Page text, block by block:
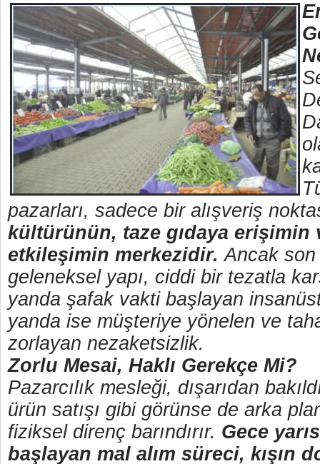
pazarları, sadece bir alışveriş
kültürünün, taze gıdaya erişimin
etkileşimin merkezidir.Ancak son
geleneksel yapı, ciddi bir tezatla
yanda şafak vakti başlayan
yanda ise müşteriye yönelen ve
zorlayan nezaketsizlik.
Zorlu Mesai, Haklı Gerekçe Mi?
Pazarcılık mesleği, dışarıdan
ürün satışı gibi görünse de arka
fiziksel direnç barındırır. Gece
başlayan mal alım süreci, kışın